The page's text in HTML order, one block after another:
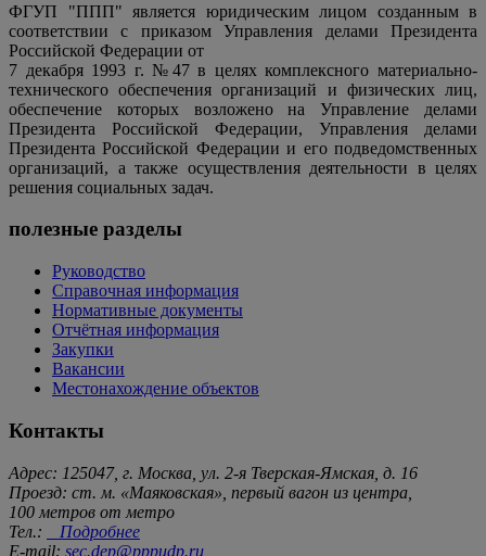
ФГУП "ППП" является юридическим лицом созданным в
соответствии с приказом Управления делами Президента
Российской Федерации от
7 декабря 1993 г. №47 в целях комплексного материально-
технического обеспечения организаций и физических лиц,
обеспечение которых возложено на Управление делами
Президента Российской Федерации, Управления делами
Президента Российской Федерации и его подведомственных
организаций, а также осуществления деятельности в целях
решения социальных задач.
полезные разделы
Руководство
Справочная информация
Нормативные документы
Отчётная информация
Закупки
Вакансии
Местонахождение объектов
Контакты
Адрес: 125047, г. Москва, ул. 2-я Тверская-Ямская, д. 16
Проезд: ст. м. «Маяковская», первый вагон из центра,
100 метров от метро
Тел.:
Подробнее
E-mail: sec.dep@pppudp.ru